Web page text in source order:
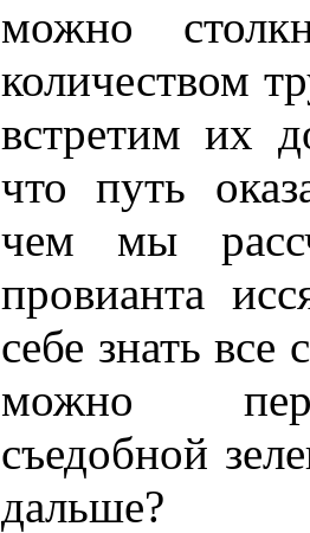
можно
количеством
встретим их
что путь
чем мы
провианта
себе знать
можно
съедобной
дальше?